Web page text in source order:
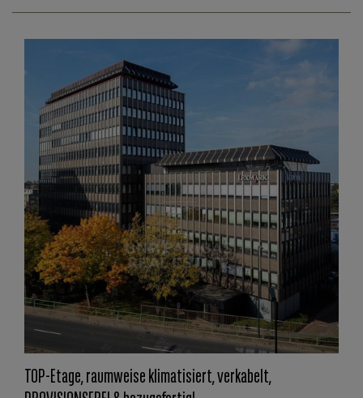
TOP-Etage, raumweise klimatisiert, verkabelt,